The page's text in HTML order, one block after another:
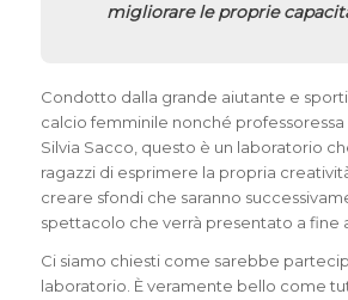
migliorare le proprie
Condotto dalla grande aiutante e
calcio femminile nonché
Silvia Sacco, questo è un laboratorio
ragazzi di esprimere la propria
creare sfondi che saranno
spettacolo che verrà presentato a fine
Ci siamo chiesti come sarebbe
laboratorio. È veramente bello come